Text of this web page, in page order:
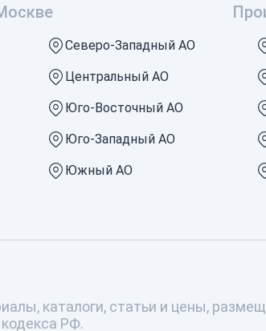
Северо-Западный АО
Центральный АО
Юго-Восточный АО
Юго-Западный АО
Южный АО
каталоги, статьи и цены,
РФ.